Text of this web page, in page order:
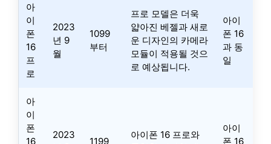
아
이
폰
16
프
로
2023
년 9
월
1099
부터
프로 모델은 더욱
얇아진 베젤과 새로
운 디자인의 카메라
모듈이 적용될 것으
로 예상됩니다.
아이
폰 16
과 동
일
아
이
폰
16
2023
1199
아이폰 16 프로와
아이
폰 16